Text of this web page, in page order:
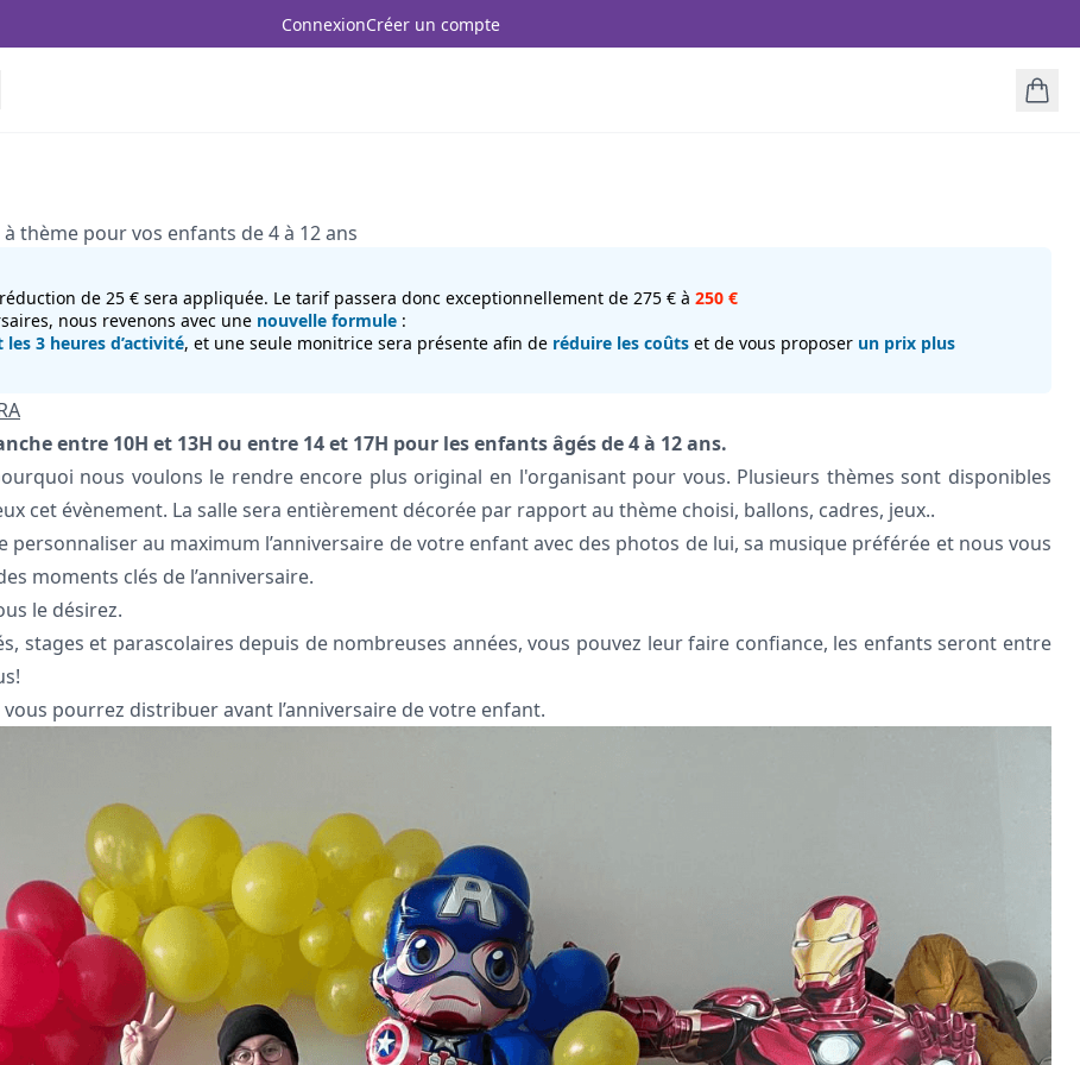
ConnexionCréer un compte
thème pour vos enfants de 4 à 12 ans
de 25 € sera appliquée. Le tarif passera donc exceptionnellement de 275 € à 250 €
nous revenons avec une nouvelle formule :
3 heures d’activité, et une seule monitrice sera présente afin de réduire les coûts et de vous proposer un prix plus
entre 10H et 13H ou entre 14 et 17H pour les enfants âgés de 4 à 12 ans.
nous voulons le rendre encore plus original en l'organisant pour vous. Plusieurs thèmes sont disponibles
cet évènement. La salle sera entièrement décorée par rapport au thème choisi, ballons, cadres, jeux..
au maximum l’anniversaire de votre enfant avec des photos de lui, sa musique préférée et nous vous
moments clés de l’anniversaire.
le désirez.
stages et parascolaires depuis de nombreuses années, vous pouvez leur faire confiance, les enfants seront entre
pourrez distribuer avant l’anniversaire de votre enfant.